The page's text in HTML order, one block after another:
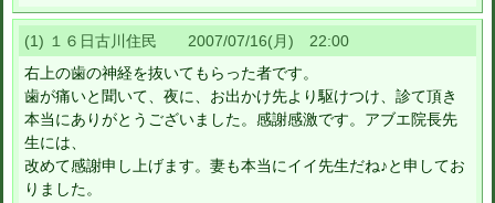
(1) １６日古川住民 2007/07/16(月) 22:00
右上の歯の神経を抜いてもらった者です。
歯が痛いと聞いて、夜に、お出かけ先より駆けつけ、診て頂き
本当にありがとうございました。感謝感激です。アブエ院長先
生には、
改めて感謝申し上げます。妻も本当にイイ先生だね♪と申してお
りました。